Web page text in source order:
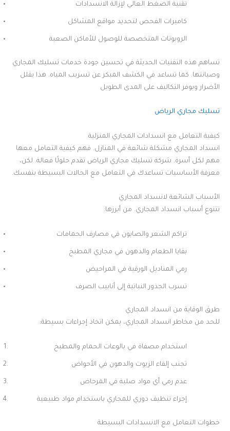
تقنية الضغط العالي لإزالة الانسدادات
كاميرات الفحص لتحديد مواقع المشاكل
الروبوتات المتخصصة للوصول للأماكن الصعبة
تساهم هذه التقنيات الحديثة في تحسين جودة خدمات تسليك المجاري
وصيانتها. كما تساعد في الكشف المبكر عن تسريب المياه. هذا يقلل
الأضرار ويوفر التكاليف على المدى الطويل
تسليك مجاري الرياض
كيفية التعامل مع انسدادات المجاري المنزلية
انسداد المجاري مشكلة شائعة في المنازل. فهم كيفية التعامل معها
مهم لكل أسرة. شركة تسليك مجاري الرياض تقدم حلولًا فعالة. لكن،
معرفة الأساسيات تساعدك في التعامل مع الحالات البسيطة بنفسك.
الأسباب الشائعة لانسداد المجاري
تتنوع أسباب انسداد المجاري. من أبرزها:
تراكم الشعر والصابون في مصارف الحمامات
بقايا الطعام والدهون في مجاري المطبخ
رمي المناديل الورقية في المراحيض
تسرب الجذور النباتية إلى أنابيب الصرف
طرق الوقاية من انسداد المجاري
للحد من مخاطر انسداد المجاري، يمكن اتخاذ إجراءات بسيطة:
استخدام مصفاة في بالوعات الحمام والمطبخ
تجنب إلقاء الزيوت والدهون في الأحواض
عدم رمي أي مواد صلبة في المرحاض
إجراء تنظيف دوري للمجاري باستخدام مواد طبيعية
خطوات التعامل مع الانسدادات البسيطة